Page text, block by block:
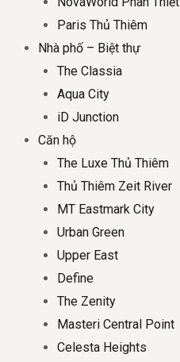
Paris Thủ Thiêm
Nhà phố – Biệt thự
The Classia
Aqua City
iD Junction
Căn hộ
The Luxe Thủ Thiêm
Thủ Thiêm Zeit River
MT Eastmark City
Urban Green
Upper East
Define
The Zenity
Masteri Central Point
Celesta Heights